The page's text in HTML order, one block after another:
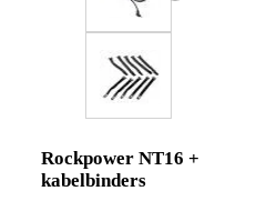
Rockpower NT16 +
kabelbinders